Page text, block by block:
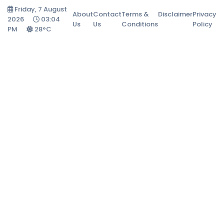
Friday, 7 August
2026
03:04
PM
28°C
About
Us
Contact
Us
Terms &
Conditions
DisclaimerPrivacy
Policy